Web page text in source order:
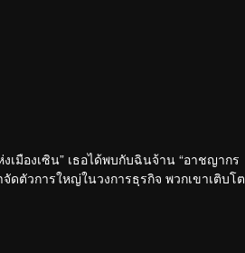
เมืองเซิน” เธอได้พบกับฉินจ้าน “อาชญากร
ดตัวการใหญ่ในวงการธุรกิจ พวกเขาเติบโต